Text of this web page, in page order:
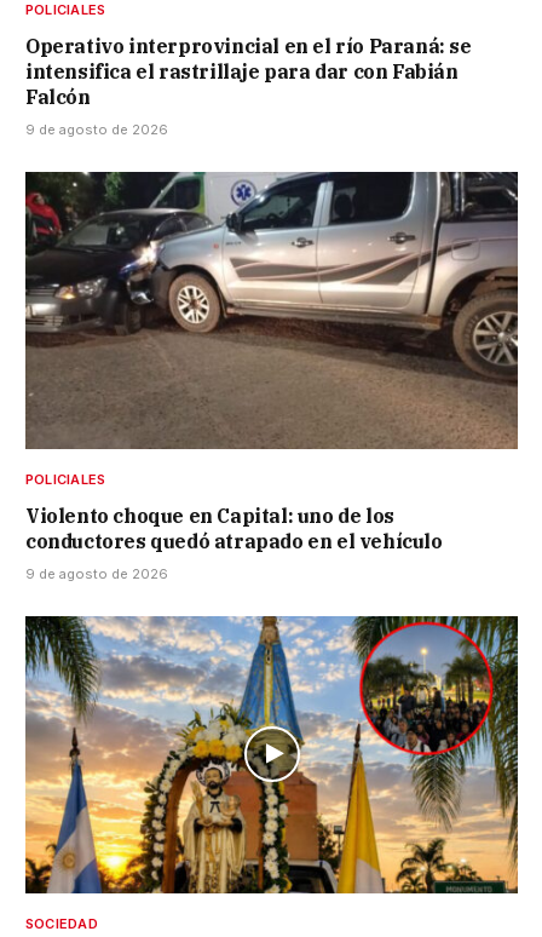
POLICIALES
Operativo interprovincial en el río Paraná: se
intensifica el rastrillaje para dar con Fabián
Falcón
9 de agosto de 2026
POLICIALES
Violento choque en Capital: uno de los
conductores quedó atrapado en el vehículo
9 de agosto de 2026
SOCIEDAD